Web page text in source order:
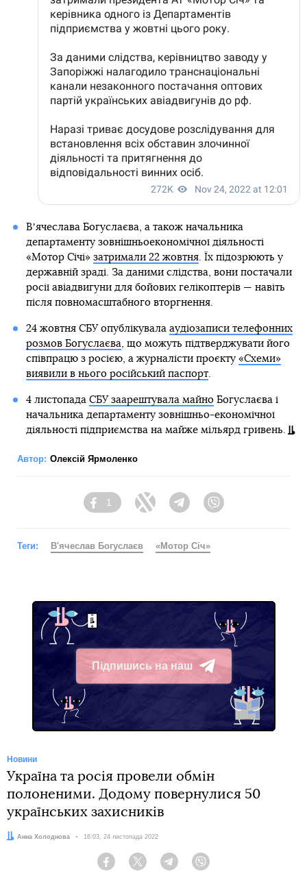
Вʼячеслава Богуслаєва, а також начальника
департаменту зовнішньоекономічної діяльності
«Мотор Січі» затримали 22 жовтня. Їх підозрюють у
державній зраді. За даними слідства, вони постачали
росії авіадвигуни для бойових гелікоптерів — навіть
після повномасштабного вторгнення.
24 жовтня СБУ опублікувала аудіозаписи телефонних
розмов Богуслаєва, що можуть підтверджувати його
співпрацю з росією, а журналісти проєкту «Схеми»
виявили в нього російський паспорт.
4 листопада СБУ заарештувала майноБогуслаєва і
начальника департаменту зовнішньо-економічної
діяльності підприємства на майже мільярд гривень.
Автор: Олексій Ярмоленко
Facebook
1
Twitter TelegramViber
Теги: В'ячеслав Богуслаєв «Мотор Січ»
Підпишись на наш
Telegram
Новини
Україна та росія провели обмін
полоненими. Додому повернулися 50
українських захисників
Автор:
Анна Холоднова Дата:
16:03, 24 листопада 2022
Facebook Twitter Telegram